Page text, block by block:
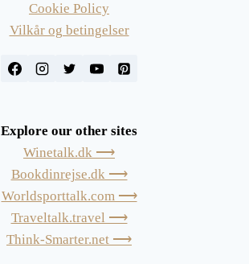
Cookie Policy
Vilkår og betingelser
Explore our other sites
Winetalk.dk ⟶
Bookdinrejse.dk ⟶
Worldsporttalk.com ⟶
Traveltalk.travel ⟶
Think-Smarter.net ⟶